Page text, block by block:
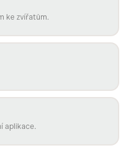
ke zvířatům.
aplikace.